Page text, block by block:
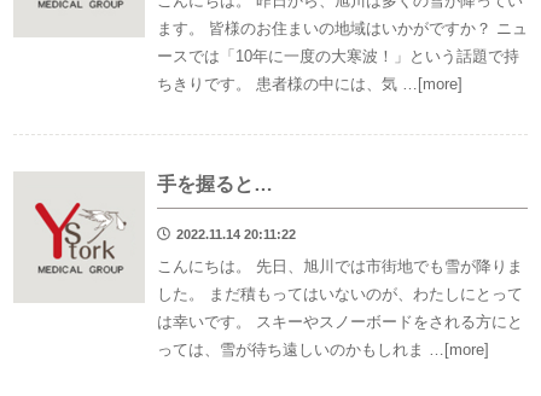
ます。 皆様のお住まいの地域はいかがですか？ ニュ
ースでは「10年に一度の大寒波！」という話題で持
ちきりです。 患者様の中には、気 …[more]
手を握ると…
2022.11.14 20:11:22
こんにちは。 先日、旭川では市街地でも雪が降りま
した。 まだ積もってはいないのが、わたしにとって
は幸いです。 スキーやスノーボードをされる方にと
っては、雪が待ち遠しいのかもしれま …[more]